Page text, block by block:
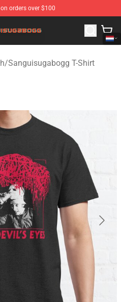
orders over $100
- Official Sanguisugabogg
/Sanguisugabogg T-Shirt